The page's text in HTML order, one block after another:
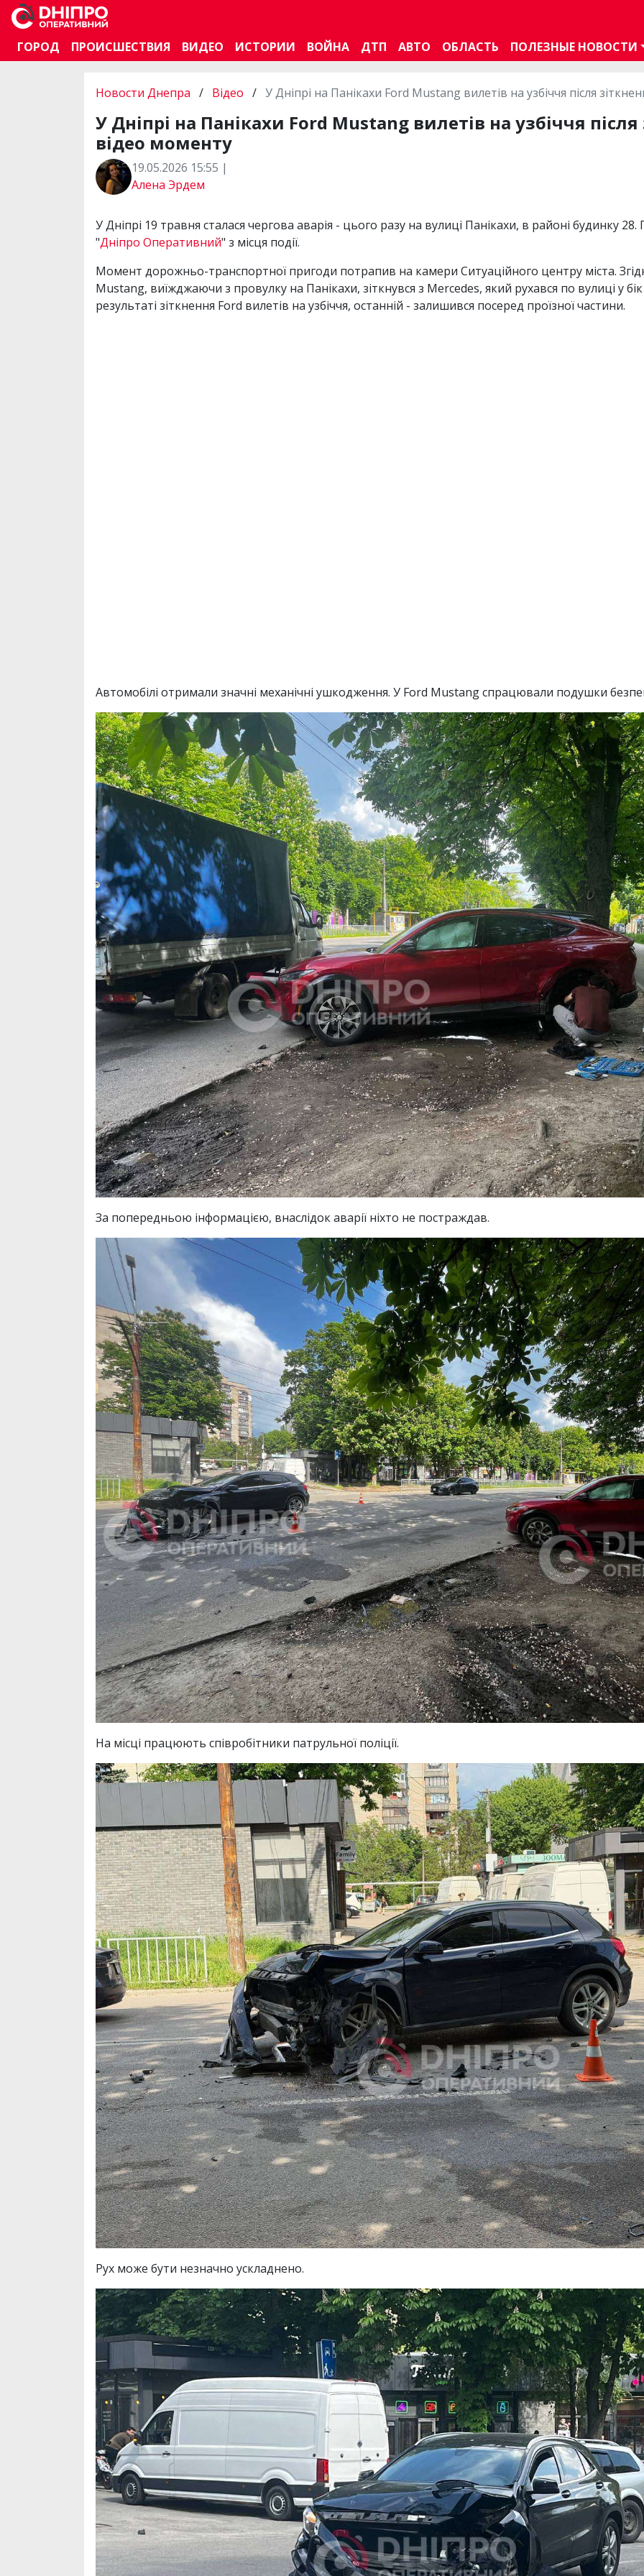
ГОРОД ПРОИСШЕСТВИЯ ВИДЕО ИСТОРИИ ВОЙНА ДТП АВТО ОБЛАСТЬ ПОЛЕЗНЫЕ НОВОСТИ
Новости Днепра / Відео / У Дніпрі на Панікахи Ford Mustang вилетів на узбіччя після
У Дніпрі на Панікахи Ford Mustang вилетів на узбіччя
відео моменту
19.05.2026 15:55 |
Алена Эрдем
У Дніпрі 19 травня сталася чергова аварія - цього разу на вулиці Панікахи, в районі будинку
"Дніпро Оперативний" з місця події.
Момент дорожньо-транспортної пригоди потрапив на камери Ситуаційного центру міста.
Mustang, виїжджаючи з провулку на Панікахи, зіткнувся з Mercedes, який рухався по вулиці у
результаті зіткнення Ford вилетів на узбіччя, останній - залишився посеред проїзної частини.
Автомобілі отримали значні механічні ушкодження. У Ford Mustang спрацювали подушки
За попередньою інформацією, внаслідок аварії ніхто не постраждав.
На місці працюють співробітники патрульної поліції.
Рух може бути незначно ускладнено.